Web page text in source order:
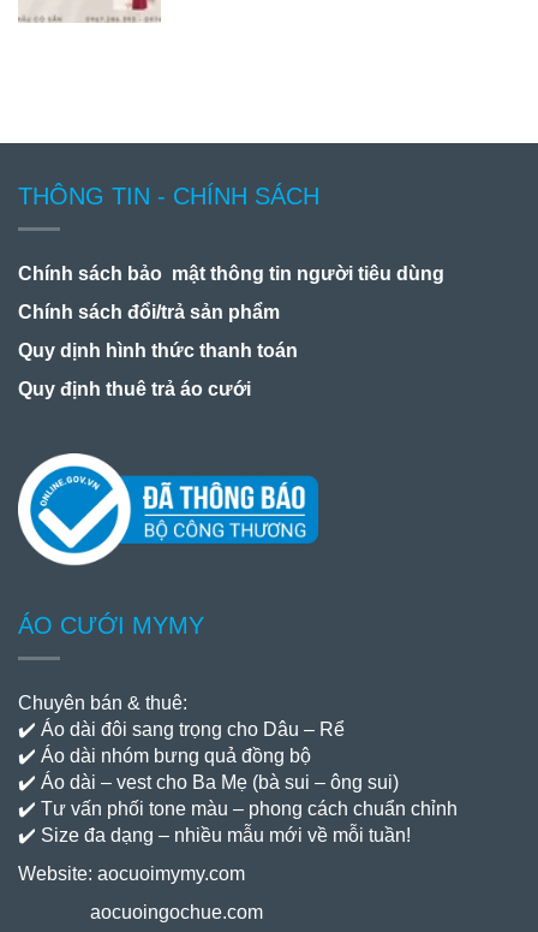
THÔNG TIN - CHÍNH SÁCH
Chính sách bảo mật thông tin người tiêu dùng
Chính sách đổi/trả sản phẩm
Quy dịnh hình thức thanh toán
Quy định thuê trả áo cưới
ÁO CƯỚI MYMY
Chuyên bán & thuê:
✔️ Áo dài đôi sang trọng cho Dâu – Rể
✔️ Áo dài nhóm bưng quả đồng bộ
✔️ Áo dài – vest cho Ba Mẹ (bà sui – ông sui)
✔️ Tư vấn phối tone màu – phong cách chuẩn chỉnh
✔️ Size đa dạng – nhiều mẫu mới về mỗi tuần!
Website: aocuoimymy.com
aocuoingochue.com